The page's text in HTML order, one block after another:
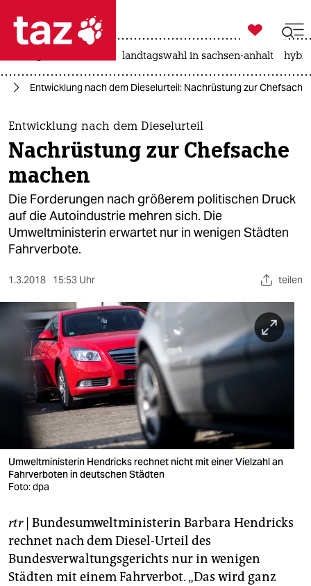
 taz zahl ich
taz zahl ich
themen
politik
öko
gesellschaft
kultur
sport
berlin
nord
wahrheit
verlag
verlag
veranstaltungen
shop
fragen & hilfe
unterstützen
abo

taz zahl ich
landtagswahl in sachsen-anhalt
Entwicklung nach dem Dieselurteil: Nachrüstung zur
Entwicklung nach dem Dieselurteil
Nachrüstung zur Chefsache
machen
Die Forderungen nach größerem politischen Druck
auf die Autoindustrie mehren sich. Die
Umweltministerin erwartet nur in wenigen Städten
Fahrverbote.
1.3.2018 15:53 Uhr teilen
Umweltministerin Hendricks rechnet nicht mit einer Vielzahl an
Fahrverboten in deutschen Städten
Foto: dpa
rtr| Bundesumweltministerin Barbara Hendricks
rechnet nach dem Diesel-Urteil des
Bundesverwaltungsgerichts nur in wenigen
Städten mit einem Fahrverbot. „Das wird ganz